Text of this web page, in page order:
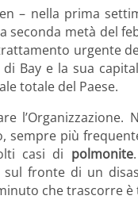
– nella prima
seconda metà del
urgente
Bay e la sua
totale del Paese.
l’Organizzazione.
più
casi di polmonite
fronte di un
che trascorre